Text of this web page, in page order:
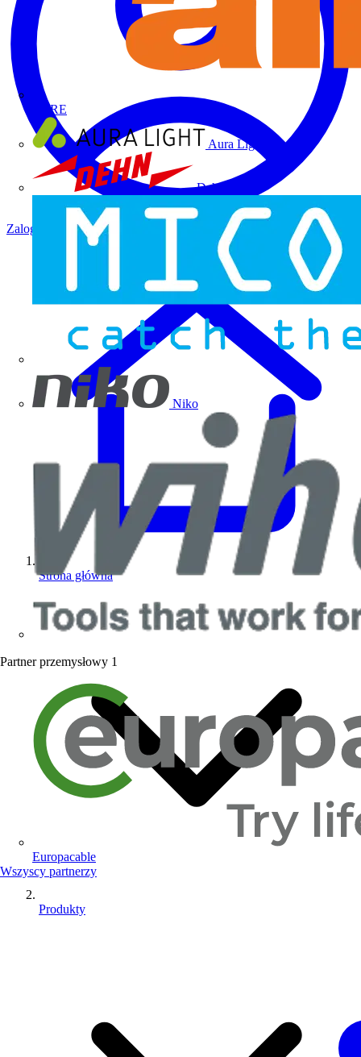
ALRE
Aura Light
Dehn
Niko
Partner przemysłowy 1
Europacable
Wszyscy partnerzy
Zaloguj się Zarejestruj się
Strona główna
Produkty